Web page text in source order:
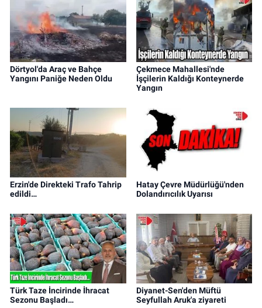
Dörtyol'da Araç ve Bahçe
Yangını Paniğe Neden Oldu
Çekmece Mahallesi'nde
İşçilerin Kaldığı Konteynerde
Yangın
Erzin'de Direkteki Trafo Tahrip
edildi…
Hatay Çevre Müdürlüğü'nden
Dolandırıcılık Uyarısı
Türk Taze İncirinde İhracat
Sezonu Başladı…
Diyanet-Sen'den Müftü
Seyfullah Aruk'a ziyareti